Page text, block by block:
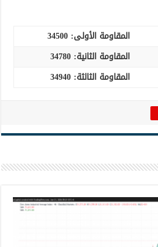
المقاومة الأولى: 34500
المقاومة الثانية: 34780
المقاومة الثالثة: 34940